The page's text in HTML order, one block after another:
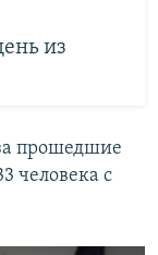
из
прошедшие
человека с